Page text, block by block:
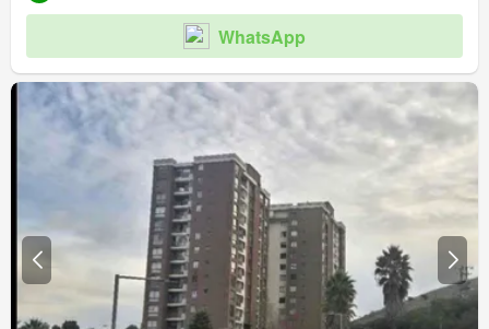
WhatsApp